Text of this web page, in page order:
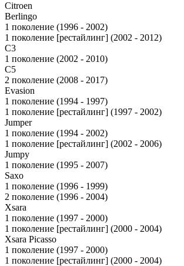
Citroen
Berlingo
1 поколение (1996 - 2002)
1 поколение [рестайлинг] (2002 - 2012)
C3
1 поколение (2002 - 2010)
C5
2 поколение (2008 - 2017)
Evasion
1 поколение (1994 - 1997)
1 поколение [рестайлинг] (1997 - 2002)
Jumper
1 поколение (1994 - 2002)
1 поколение [рестайлинг] (2002 - 2006)
Jumpy
1 поколение (1995 - 2007)
Saxo
1 поколение (1996 - 1999)
2 поколение (1996 - 2004)
Xsara
1 поколение (1997 - 2000)
1 поколение [рестайлинг] (2000 - 2004)
Xsara Picasso
1 поколение (1997 - 2000)
1 поколение [рестайлинг] (2000 - 2004)